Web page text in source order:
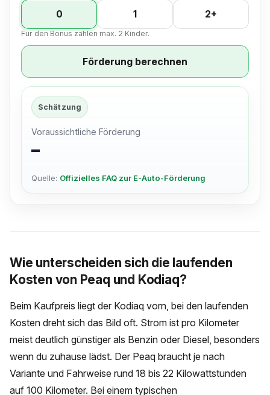
0
1 2+
Für den Bonus zählen max. 2 Kinder.
Förderung berechnen
Schätzung
Voraussichtliche Förderung
–
Quelle: Offizielles FAQ zur E-Auto-Förderung
Wie unterscheiden sich die laufenden
Kosten von Peaq und Kodiaq?
Beim Kaufpreis liegt der Kodiaq vorn, bei den laufenden
Kosten dreht sich das Bild oft. Strom ist pro Kilometer
meist deutlich günstiger als Benzin oder Diesel, besonders
wenn du zuhause lädst. Der Peaq braucht je nach
Variante und Fahrweise rund 18 bis 22 Kilowattstunden
auf 100 Kilometer. Bei einem typischen